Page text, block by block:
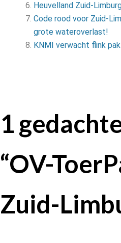
Heuvelland Zuid-
Code rood voor Zuid-
grote wateroverlast!
KNMI verwacht flink
1
“OV-
Zuid-